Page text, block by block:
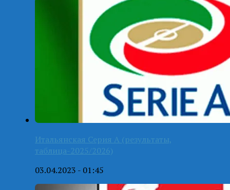
Итальянская Серия А (результаты,
таблица-2025/2026)
03.04.2023 - 01:45